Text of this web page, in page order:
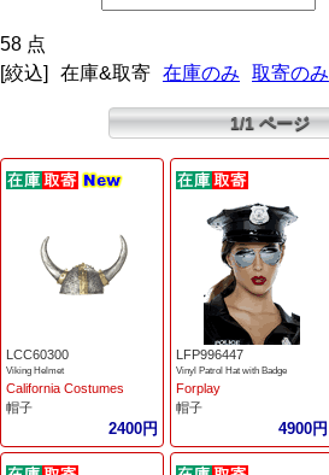
58 点
[絞込]
在庫&取寄 在庫のみ 取寄のみ
1/1 ページ
LCC60300
Viking Helmet
California Costumes
帽子
2400円
LFP996447
Vinyl Patrol Hat with Badge
Forplay
帽子
4900円